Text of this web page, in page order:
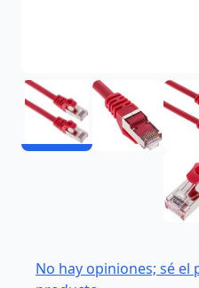
No hay opiniones; sé